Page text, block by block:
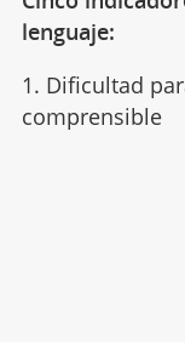
lenguaje:
1. Dificultad
comprensible